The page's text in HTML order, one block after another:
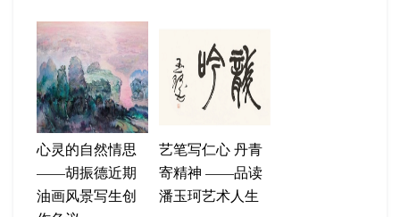
心灵的自然情思
——胡振德近期
油画风景写生创
艺笔写仁心 丹青
寄精神 ——品读
潘玉珂艺术人生